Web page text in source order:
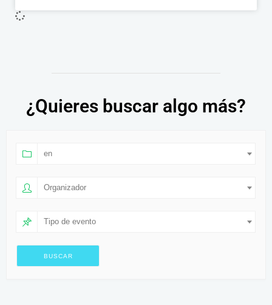
¿Quieres buscar algo más?
en
Organizador
Tipo de evento